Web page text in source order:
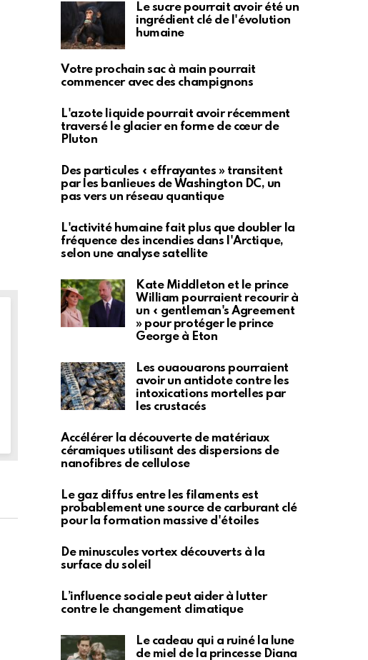
Le sucre pourrait avoir été un
ingrédient clé de l'évolution
humaine
Votre prochain sac à main pourrait
commencer avec des champignons
L'azote liquide pourrait avoir récemment
traversé le glacier en forme de cœur de
Pluton
Des particules « effrayantes » transitent
par les banlieues de Washington DC, un
pas vers un réseau quantique
L'activité humaine fait plus que doubler la
fréquence des incendies dans l'Arctique,
selon une analyse satellite
Kate Middleton et le prince
William pourraient recourir à
un « gentleman's Agreement
» pour protéger le prince
George à Eton
Les ouaouarons pourraient
avoir un antidote contre les
intoxications mortelles par
les crustacés
Accélérer la découverte de matériaux
céramiques utilisant des dispersions de
nanofibres de cellulose
Le gaz diffus entre les filaments est
probablement une source de carburant clé
pour la formation massive d'étoiles
De minuscules vortex découverts à la
surface du soleil
L’influence sociale peut aider à lutter
contre le changement climatique
Le cadeau qui a ruiné la lune
de miel de la princesse Diana